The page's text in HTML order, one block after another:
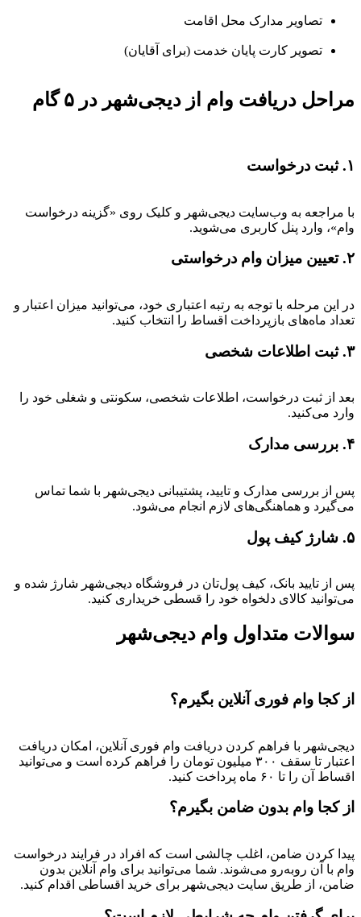
تصاویر مدارک محل اقامت
تصویر کارت پایان خدمت (برای آقایان)
مراحل دریافت وام از دیجی‌شهر در ۵ گام
۱. ثبت درخواست
با مراجعه به وب‌سایت دیجی‌شهر و کلیک روی «گزینه درخواست
وام»، وارد پنل کاربری می‌شوید.
۲. تعیین میزان وام درخواستی
در این مرحله با توجه به رتبه اعتباری خود، می‌توانید میزان اعتبار و
تعداد ماه‌های بازپرداخت اقساط را انتخاب کنید.
۳. ثبت اطلاعات شخصی
بعد از ثبت درخواست، اطلاعات شخصی، سکونتی و شغلی خود را
وارد می‌کنید.
۴. بررسی مدارک
پس از بررسی مدارک و تایید، پشتیبانی دیجی‌شهر با شما تماس
می‌گیرد و هماهنگی‌های لازم انجام می‌شود.
۵. شارژ کیف پول
پس از تایید بانک، کیف پول‌تان در فروشگاه دیجی‌شهر شارژ شده و
می‌توانید کالای دلخواه خود را قسطی خریداری کنید.
سوالات متداول وام دیجی‌شهر
از کجا وام فوری آنلاین بگیرم؟
دیجی‌شهر با فراهم کردن دریافت وام فوری آنلاین، امکان دریافت
اعتبار تا سقف ۳۰۰ میلیون تومان را فراهم کرده است و می‌توانید
اقساط آن را تا ۶۰ ماه پرداخت کنید.
از کجا وام بدون ضامن بگیرم؟
پیدا کردن ضامن، اغلب چالشی است که افراد در فرایند درخواست
وام با آن روبه‌رو می‌شوند. شما می‌توانید برای وام آنلاین بدون
ضامن، از طریق سایت دیجی‌شهر برای خرید اقساطی اقدام کنید.